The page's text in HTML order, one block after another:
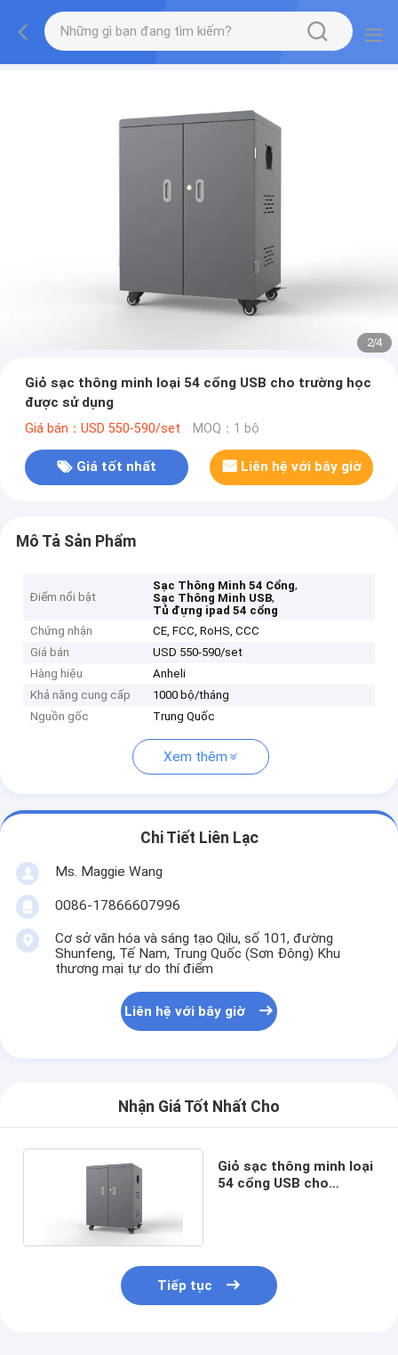
2/4
Giỏ sạc thông minh loại 54 cổng USB cho trường học
được sử dụng
Giá bán：USD 550-590/set MOQ：1 bộ
Giá tốt nhất Liên hệ với bây giờ
Mô Tả Sản Phẩm
Điểm nổi bật
Sạc Thông Minh 54 Cổng,
Sạc Thông Minh USB,
Tủ đựng ipad 54 cổng
Chứng nhận
CE, FCC, RoHS, CCC
Giá bán
USD 550-590/set
Hàng hiệu
Anheli
Khả năng cung cấp
1000 bộ/tháng
Nguồn gốc
Trung Quốc
Xem thêm
Chi Tiết Liên Lạc
Ms. Maggie Wang
0086-17866607996
Cơ sở văn hóa và sáng tạo Qilu, số 101, đường
Shunfeng, Tế Nam, Trung Quốc (Sơn Đông) Khu
thương mại tự do thí điểm
Liên hệ với bây giờ
Nhận Giá Tốt Nhất Cho
Giỏ sạc thông minh loại
54 cổng USB cho
Tiếp tục